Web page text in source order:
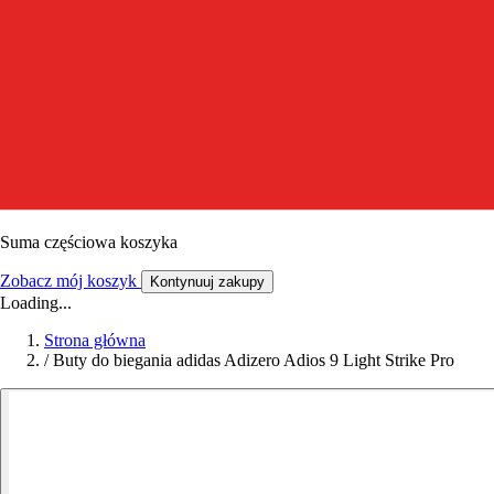
Suma częściowa koszyka
Zobacz mój koszyk Kontynuuj zakupy
Loading...
Strona główna
/ Buty do biegania adidas Adizero Adios 9 Light Strike Pro